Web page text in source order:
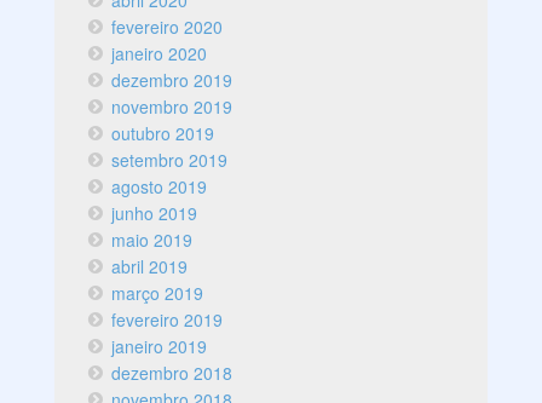
fevereiro 2020
janeiro 2020
dezembro 2019
novembro 2019
outubro 2019
setembro 2019
agosto 2019
junho 2019
maio 2019
abril 2019
março 2019
fevereiro 2019
janeiro 2019
dezembro 2018